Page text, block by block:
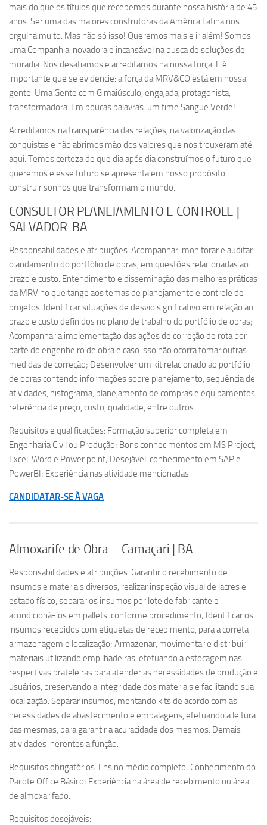
mais do que os títulos que recebemos durante nossa história de 45
anos. Ser uma das maiores construtoras da América Latina nos
orgulha muito. Mas não só isso! Queremos mais e ir além! Somos
uma Companhia inovadora e incansável na busca de soluções de
moradia. Nos desafiamos e acreditamos na nossa força. E é
importante que se evidencie: a força da MRV&CO está em nossa
gente. Uma Gente com G maiúsculo, engajada, protagonista,
transformadora. Em poucas palavras: um time Sangue Verde!
Acreditamos na transparência das relações, na valorização das
conquistas e não abrimos mão dos valores que nos trouxeram até
aqui. Temos certeza de que dia após dia construímos o futuro que
queremos e esse futuro se apresenta em nosso propósito:
construir sonhos que transformam o mundo.
CONSULTOR PLANEJAMENTO E CONTROLE |
SALVADOR-BA
Responsabilidades e atribuições: Acompanhar, monitorar e auditar
o andamento do portfólio de obras, em questões relacionadas ao
prazo e custo. Entendimento e disseminação das melhores práticas
da MRV no que tange aos temas de planejamento e controle de
projetos. Identificar situações de desvio significativo em relação ao
prazo e custo definidos no plano de trabalho do portfólio de obras;
Acompanhar a implementação das ações de correção de rota por
parte do engenheiro de obra e caso isso não ocorra tomar outras
medidas de correção; Desenvolver um kit relacionado ao portfólio
de obras contendo informações sobre planejamento, sequência de
atividades, histograma, planejamento de compras e equipamentos,
referência de preço, custo, qualidade, entre outros.
Requisitos e qualificações: Formação superior completa em
Engenharia Civil ou Produção; Bons conhecimentos em MS Project,
Excel, Word e Power point; Desejável: conhecimento em SAP e
PowerBI; Experiência nas atividade mencionadas.
CANDIDATAR-SE À VAGA
Almoxarife de Obra – Camaçari | BA
Responsabilidades e atribuições: Garantir o recebimento de
insumos e materiais diversos, realizar inspeção visual de lacres e
estado físico, separar os insumos por lote de fabricante e
acondicioná-los em pallets, conforme procedimento; Identificar os
insumos recebidos com etiquetas de recebimento, para a correta
armazenagem e localização; Armazenar, movimentar e distribuir
materiais utilizando empilhadeiras, efetuando a estocagem nas
respectivas prateleiras para atender as necessidades de produção e
usuários, preservando a integridade dos materiais e facilitando sua
localização. Separar insumos, montando kits de acordo com as
necessidades de abastecimento e embalagens, efetuando a leitura
das mesmas, para garantir a acuracidade dos mesmos. Demais
atividades inerentes a função.
Requisitos obrigatórios: Ensino médio completo; Conhecimento do
Pacote Office Básico; Experiência na área de recebimento ou área
de almoxarifado.
Requisitos desejáveis: